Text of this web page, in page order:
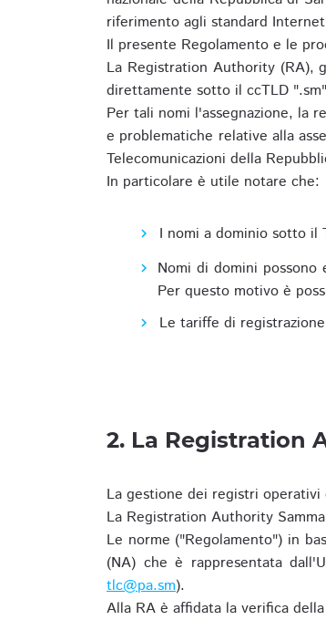
riferimento agli standard
Il presente Regolamento e le
La Registration Authority (RA),
direttamente sotto il ccTLD
Per tali nomi l'assegnazione, la
e problematiche relative alla
Telecomunicazioni della
In particolare è utile notare che:
I nomi a dominio sotto il
Nomi di domini
Per questo motivo è
Le tariffe di
2. La Registration
La gestione dei registri
La Registration Authority
Le norme ("Regolamento") in
(NA) che è rappresentata
tlc@pa.sm).
Alla RA è affidata la verifica